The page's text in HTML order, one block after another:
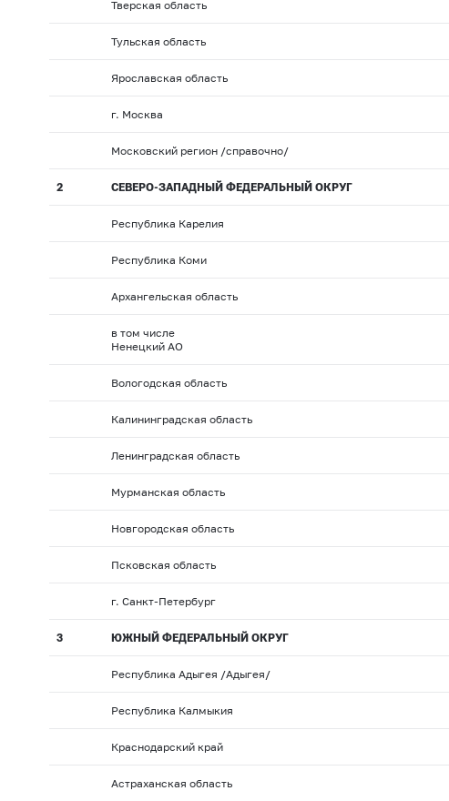
Тверская область
Тульская область
Ярославская область
г. Москва
Московский регион /справочно/
2 СЕВЕРО-ЗАПАДНЫЙ ФЕДЕРАЛЬНЫЙ ОКРУГ
Республика Карелия
Республика Коми
Архангельская область
в том числе
Ненецкий АО
Вологодская область
Калининградская область
Ленинградская область
Мурманская область
Новгородская область
Псковская область
г. Санкт-Петербург
3 ЮЖНЫЙ ФЕДЕРАЛЬНЫЙ ОКРУГ
Республика Адыгея /Адыгея/
Республика Калмыкия
Краснодарский край
Астраханская область